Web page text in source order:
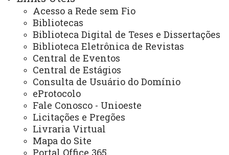
Acesso a Rede sem Fio
Bibliotecas
Biblioteca Digital de Teses e Dissertações
Biblioteca Eletrônica de Revistas
Central de Eventos
Central de Estágios
Consulta de Usuário do Domínio
eProtocolo
Fale Conosco - Unioeste
Licitações e Pregões
Livraria Virtual
Mapa do Site
Portal Office 365
ACESSE
Acesso Restrito (Editores do Portal)
Arquivo Virtual
Bibliotecas
Identidade Visual
Mapa do Site
Ouvidoria